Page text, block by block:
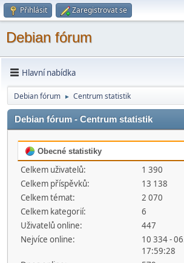
Přihlásit Zaregistrovat se
Debian fórum
Hlavní nabídka
Debian fórum ► Centrum statistik
Debian fórum - Centrum statistik
Obecné statistiky
Celkem uživatelů:
1 390
Celkem příspěvků:
13 138
Celkem témat:
2 070
Celkem kategorií:
6
Uživatelů online:
447
Nejvíce online:
10 334 -
17:59:28